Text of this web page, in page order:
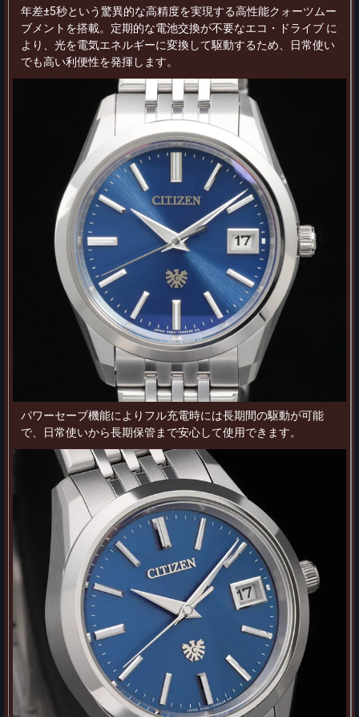
年差±5秒という驚異的な高精度を実現する高性能クォーツムー
ブメントを搭載。定期的な電池交換が不要なエコ・ドライブ に
より、光を電気エネルギーに変換して駆動するため、日常使い
でも高い利便性を発揮します。
パワーセーブ機能によりフル充電時には長期間の駆動が可能
で、日常使いから長期保管まで安心して使用できます。